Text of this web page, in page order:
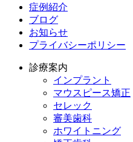
症例紹介
ブログ
お知らせ
プライバシーポリシー
診療案内
インプラント
マウスピース矯正
セレック
審美歯科
ホワイトニング